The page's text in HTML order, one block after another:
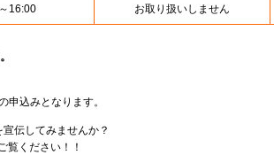
16:00 お取り扱いしません
込みとなります。
伝してみませんか？
覧ください！！